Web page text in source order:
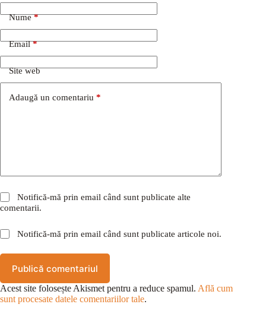
Nume*
Email*
Site web
Adaugă un comentariu *
Notifică-mă prin email când sunt publicate alte
comentarii.
Notifică-mă prin email când sunt publicate articole noi.
Publică comentariul
Acest site folosește Akismet pentru a reduce spamul. Află cum
sunt procesate datele comentariilor tale.